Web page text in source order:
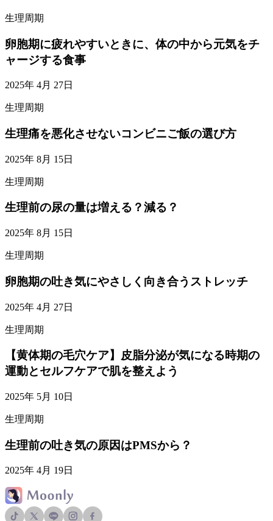
生理周期
卵胞期に疲れやすいときに、体の中から元気をチ
ャージする食事
2025年 4月 27日
生理周期
生理痛を悪化させないコンビニご飯の選び方
2025年 8月 15日
生理周期
生理前の尿の量は増える？減る？
2025年 8月 15日
生理周期
卵胞期の吐き気にやさしく向き合うストレッチ
2025年 4月 27日
生理周期
【黄体期の毛穴ケア】皮脂分泌が気になる時期の
運動とセルフケアで肌を整えよう
2025年 5月 10日
生理周期
生理前の吐き気の原因はPMSから？
2025年 4月 19日